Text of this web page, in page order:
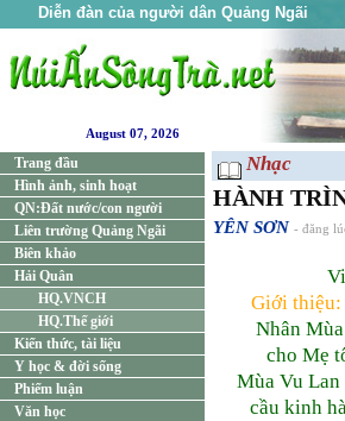
Diễn đàn của người dân Quảng Ngãi
August 07, 2026
Trang đầu
Hình ảnh, sinh hoạt
QN:Đất nước/con người
Liên trường Quảng Ngãi
Biên khảo
Hải Quân
HQ.VNCH
HQ.Thế giới
Kiến thức, tài liệu
Y học & đời sống
Phiếm luận
Văn học
Nhạc
HÀNH
YÊN SƠN - đăng
Giới thiệu:
Nhân
cho Mẹ
Mùa Vu Lan
cầu kinh